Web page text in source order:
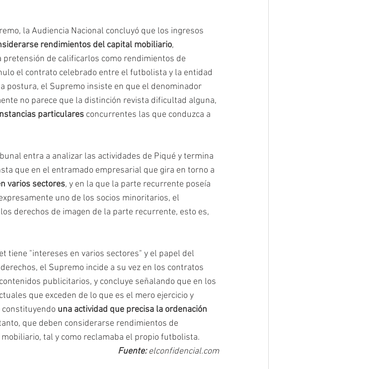
la Audiencia Nacional concluyó que los ingresos
rendimientos del capital mobiliario,
pretensión de calificarlos como rendimientos de
el contrato celebrado entre el futbolista y la entidad
postura, el Supremo insiste en que el denominador
no parece que la distinción revista dificultad alguna,
particulares concurrentes las que conduzca a
entra a analizar las actividades de Piqué y termina
que en el entramado empresarial que gira en torno a
varios sectores, y en la que la parte recurrente poseía
uno de los socios minoritarios, el
derechos de imagen de la parte recurrente, esto es,
tiene "intereses en varios sectores" y el papel del
el Supremo incide a su vez en los contratos
publicitarios, y concluye señalando que en los
que exceden de lo que es el mero ejercicio y
constituyendo una actividad que precisa la ordenación
que deben considerarse rendimientos de
tal y como reclamaba el propio futbolista.
Fuente: elconfidencial.com